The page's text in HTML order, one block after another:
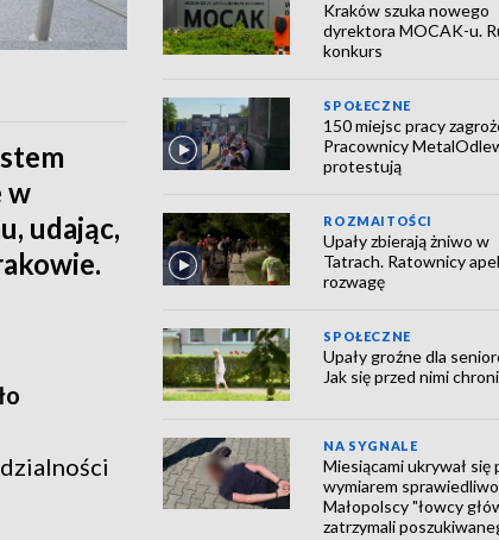
w
udając,
Kraków szuka nowego
dyrektora MOCAK-u.
konkurs
SPOŁECZNE
150 miejsc pracy
Pracownicy
protestują
ROZMAITOŚCI
Upały zbierają żniwo w
Tatrach. Ratownicy
rozwagę
SPOŁECZNE
Upały groźne dla
Jak się przed nimi
NA SYGNALE
Miesiącami ukrywał się
wymiarem
Małopolscy "łowcy
zatrzymali